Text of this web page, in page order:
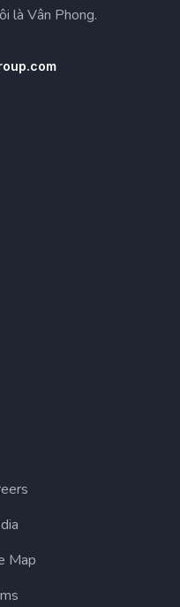
là Vân Phong.
Map